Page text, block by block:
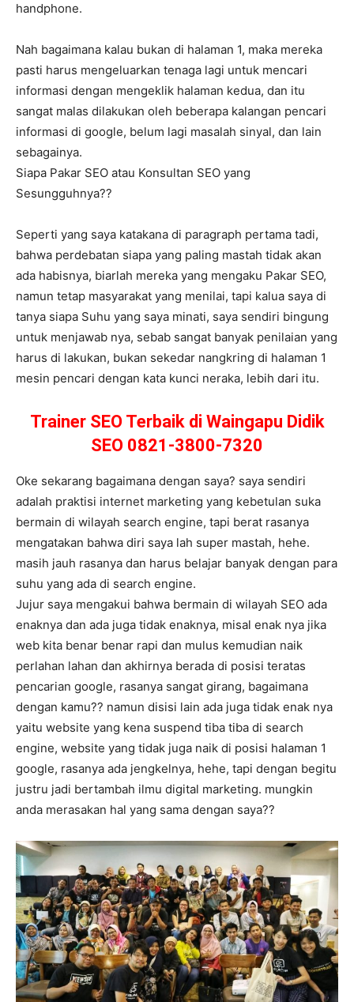
handphone.
Nah bagaimana kalau bukan di halaman 1, maka mereka
pasti harus mengeluarkan tenaga lagi untuk mencari
informasi dengan mengeklik halaman kedua, dan itu
sangat malas dilakukan oleh beberapa kalangan pencari
informasi di google, belum lagi masalah sinyal, dan lain
sebagainya.
Siapa Pakar SEO atau Konsultan SEO yang
Sesungguhnya??
Seperti yang saya katakana di paragraph pertama tadi,
bahwa perdebatan siapa yang paling mastah tidak akan
ada habisnya, biarlah mereka yang mengaku Pakar SEO,
namun tetap masyarakat yang menilai, tapi kalua saya di
tanya siapa Suhu yang saya minati, saya sendiri bingung
untuk menjawab nya, sebab sangat banyak penilaian yang
harus di lakukan, bukan sekedar nangkring di halaman 1
mesin pencari dengan kata kunci neraka, lebih dari itu.
Trainer SEO Terbaik di Waingapu Didik
SEO 0821-3800-7320
Oke sekarang bagaimana dengan saya? saya sendiri
adalah praktisi internet marketing yang kebetulan suka
bermain di wilayah search engine, tapi berat rasanya
mengatakan bahwa diri saya lah super mastah, hehe.
masih jauh rasanya dan harus belajar banyak dengan para
suhu yang ada di search engine.
Jujur saya mengakui bahwa bermain di wilayah SEO ada
enaknya dan ada juga tidak enaknya, misal enak nya jika
web kita benar benar rapi dan mulus kemudian naik
perlahan lahan dan akhirnya berada di posisi teratas
pencarian google, rasanya sangat girang, bagaimana
dengan kamu?? namun disisi lain ada juga tidak enak nya
yaitu website yang kena suspend tiba tiba di search
engine, website yang tidak juga naik di posisi halaman 1
google, rasanya ada jengkelnya, hehe, tapi dengan begitu
justru jadi bertambah ilmu digital marketing. mungkin
anda merasakan hal yang sama dengan saya??